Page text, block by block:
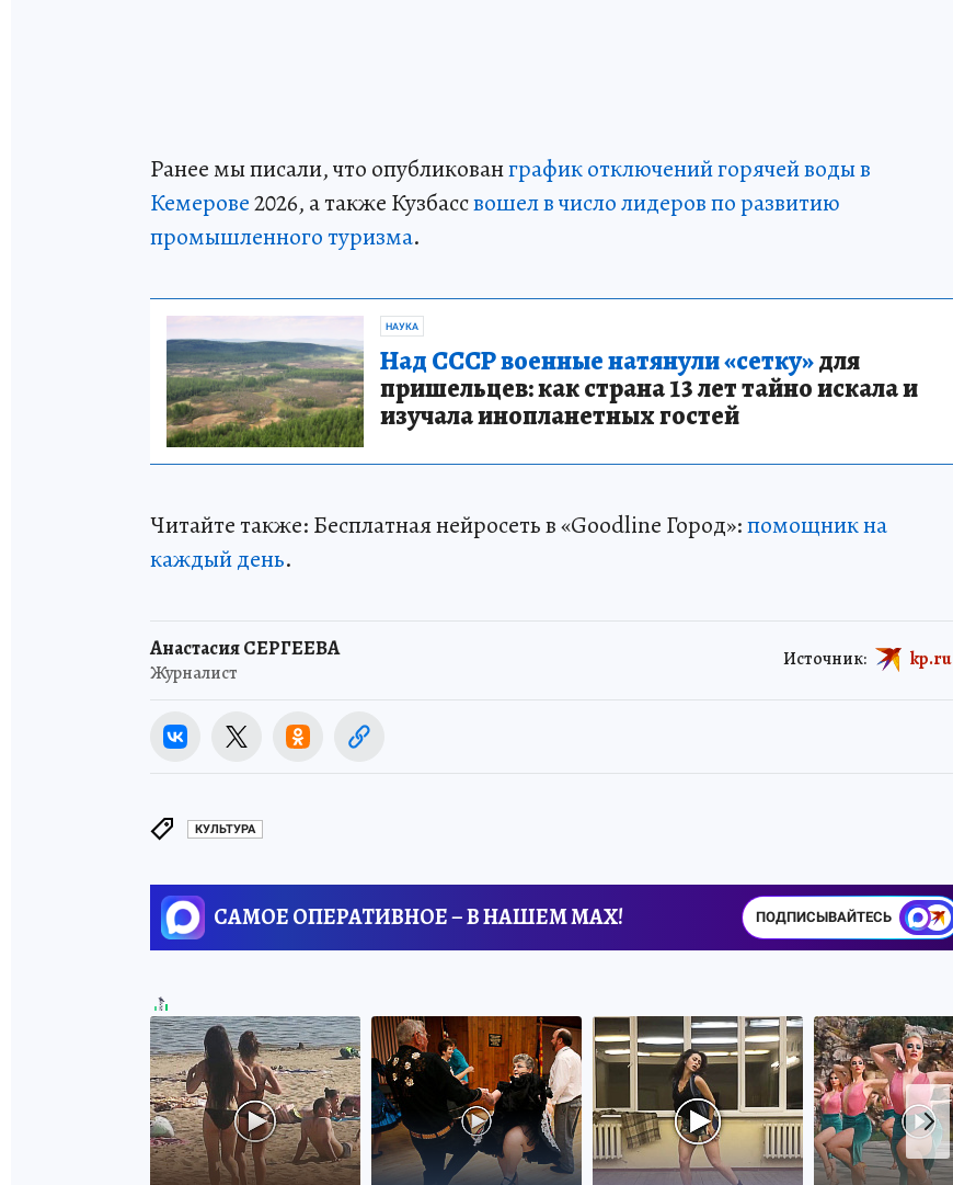
Ранее мы писали, что опубликованграфик отключений горячей воды в
Кемерове2026, а также Кузбассвошел в число лидеров по развитию
промышленного туризма.
НАУКА
Над СССР военные натянули «сетку»для
пришельцев: как страна 13 лет тайно искала и
изучала инопланетных гостей
Читайте также: Бесплатная нейросеть в «Goodline Город»:помощник на
каждый день.
Анастасия СЕРГЕЕВА
Журналист
Источник: kp.ru
КУЛЬТУРА
САМОЕ ОПЕРАТИВНОЕ – В НАШЕМ MAX! ПОДПИСЫВАЙТЕСЬ